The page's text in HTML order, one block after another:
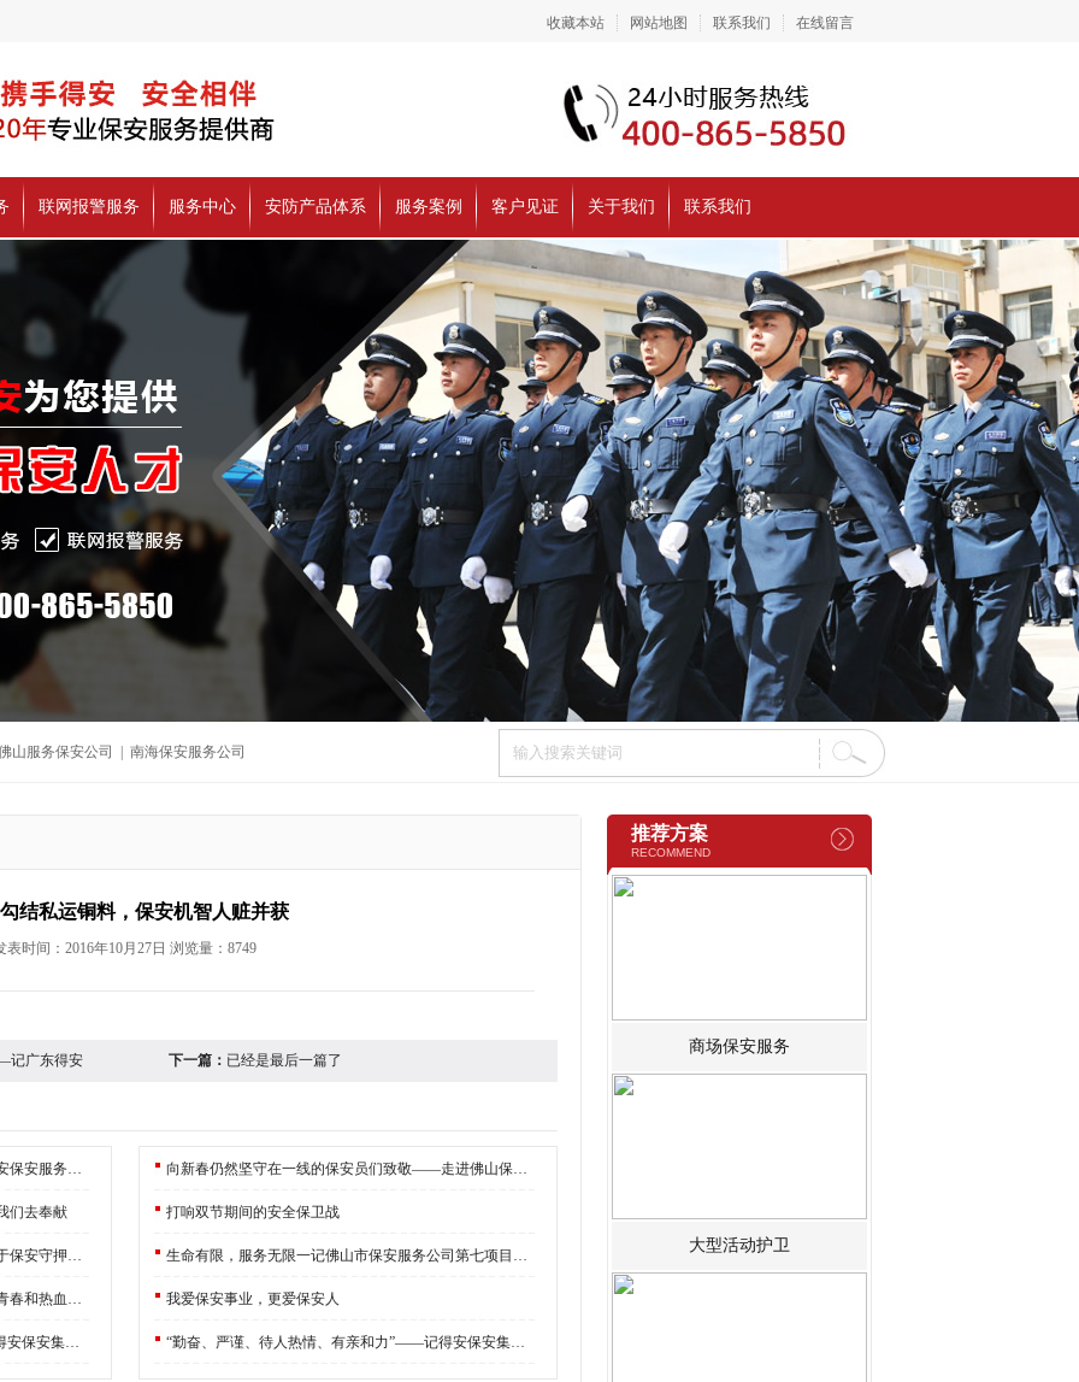
收藏本站 网站地图 联系我们 在线留言
联网报警服务 服务中心 安防产品体系 服务案例 客户见证 关于我们 联系我们
山服务保安公司 南海保安服务公司
推荐方案
RECOMMEND
商场保安服务
大型活动护卫
结私运铜料，保安机智人赃并获
表时间：2016年10月27日 浏览量：8749
记广东得安 下一篇： 已经是最后一篇了
在国外展现新时代保安员风采——记广东得安保安服务有限公司佛山分公司保安队长陈飞
们去奉献
用青春和行动抒写幽一名普通共产党员忠诚于保安守押事业的赞歌
在慈善公益的道踣上无怨无悔，贡献自己的青春和热血——记佛山保安服务公司保安员黄林彬
“勤奋、严谨、待人热情、有亲和力”——记得安保安集团公司安保部主任张伟华
向新春仍然坚守在一线的保安员们致敬——走进佛山保安服务公司执勤保安员
打响双节期间的安全保卫战
生命有限，服务无限一记佛山市保安服务公司第七项目部经理李高军
我爱保安事业，更爱保安人
“勤奋、严谨、待人热情、有亲和力”——记得安保安集团公司安保部主任张伟华